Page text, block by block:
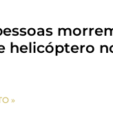
helicóptero
»